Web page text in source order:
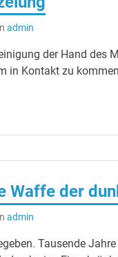
admin
der Hand des
in Kontakt zu
Waffe der
admin
Tausende